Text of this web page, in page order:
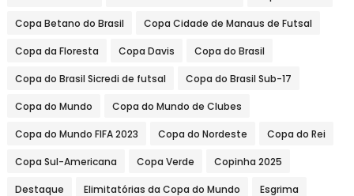
Copa Betano do Brasil Copa Cidade de Manaus de Futsal
Copa da Floresta Copa Davis Copa do Brasil
Copa do Brasil Sicredi de futsal Copa do Brasil Sub-17
Copa do Mundo Copa do Mundo de Clubes
Copa do Mundo FIFA 2023 Copa do Nordeste Copa do Rei
Copa Sul-Americana Copa Verde Copinha 2025
Destaque Elimitatórias da Copa do Mundo Esgrima